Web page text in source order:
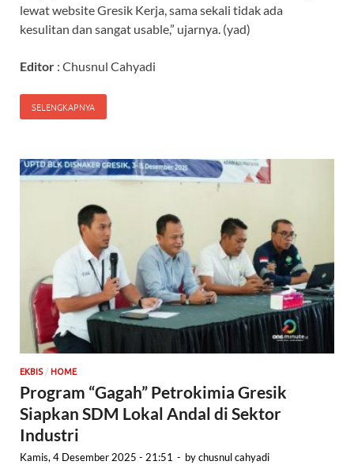
lewat website Gresik Kerja, sama sekali tidak ada
kesulitan dan sangat usable,” ujarnya. (yad)
Editor : Chusnul Cahyadi
SELENGKAPNYA
EKBIS/ HOME
Program “Gagah” Petrokimia Gresik
Siapkan SDM Lokal Andal di Sektor
Industri
Kamis, 4 Desember 2025 - 21:51 - bychusnul cahyadi